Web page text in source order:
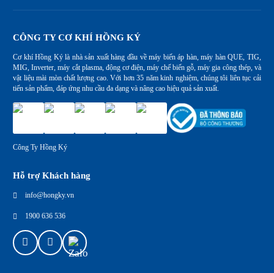
CÔNG TY CƠ KHÍ HỒNG KÝ
Cơ khí Hồng Ký là nhà sản xuất hàng đầu về máy biến áp hàn, máy hàn QUE, TIG,
MIG, Inverter, máy cắt plasma, động cơ điện, máy chế biến gỗ, máy gia công thép, và
vật liệu mài mòn chất lượng cao. Với hơn 35 năm kinh nghiệm, chúng tôi liên tục cải
tiến sản phẩm, đáp ứng nhu cầu đa dạng và nâng cao hiệu quả sản xuất.
Công Ty Hồng Ký
Hỗ trợ Khách hàng
info@hongky.vn
1900 636 536